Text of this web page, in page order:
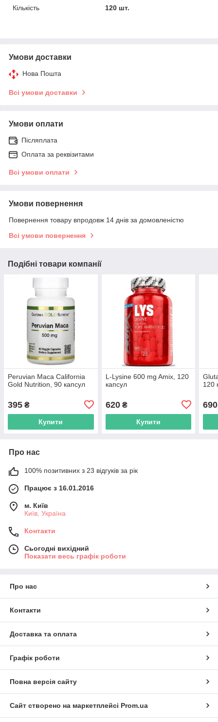
Кількість
120 шт.
Умови доставки
Нова Пошта
Всі умови доставки
Умови оплати
Післяплата
Оплата за реквізитами
Всі умови оплати
Умови повернення
Повернення товару впродовж 14 днів за домовленістю
Всі умови повернення
Подібні товари компанії
Peruvian Maca California
Gold Nutrition, 90 капсул
395 ₴
Купити
L-Lysine 600 mg Amix, 120
капсул
620₴
Купити
120
690
Про нас
100% позитивних з 23 відгуків за рік
Працює з 16.01.2016
м. Київ
Київ, Україна
Контакти
Сьогодні вихідний
Показати весь графік роботи
Про нас
Контакти
Доставка та оплата
Графік роботи
Повна версія сайту
Сайт створено на маркетплейсі Prom.ua